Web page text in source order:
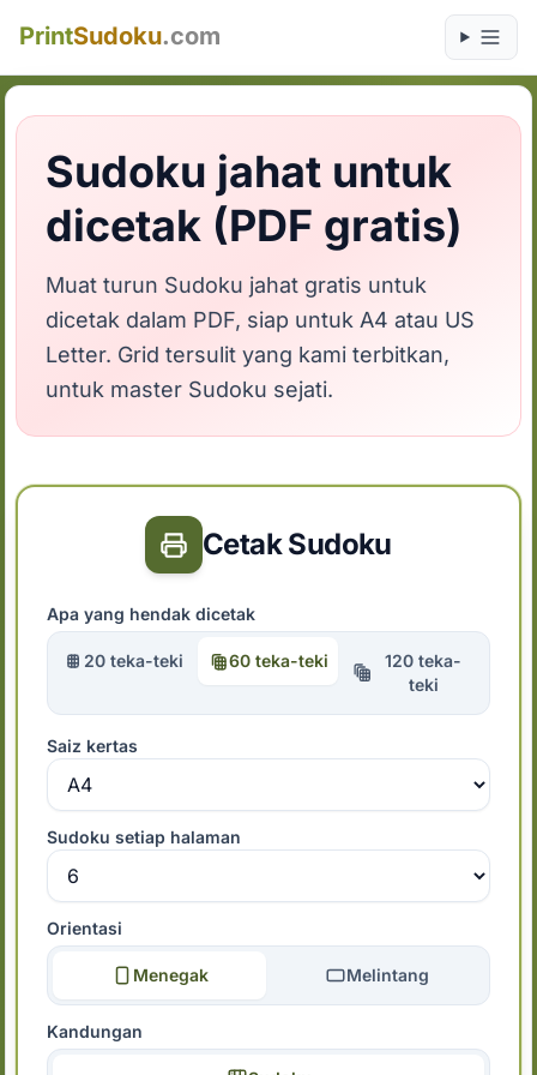
PrintSudoku.com
Sudoku jahat untuk
dicetak (PDF gratis)
Muat turun Sudoku jahat gratis untuk
dicetak dalam PDF, siap untuk A4 atau US
Letter. Grid tersulit yang kami terbitkan,
untuk master Sudoku sejati.
Cetak Sudoku
Apa yang hendak dicetak
20 teka-teki 60 teka-teki
120 teka-
teki
Saiz kertas
Sudoku setiap halaman
Orientasi
Menegak Melintang
Kandungan